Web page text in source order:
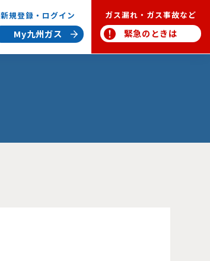
新規登録・ログイン
My九州ガス
ガス漏れ・ガス事故など
緊急のときは